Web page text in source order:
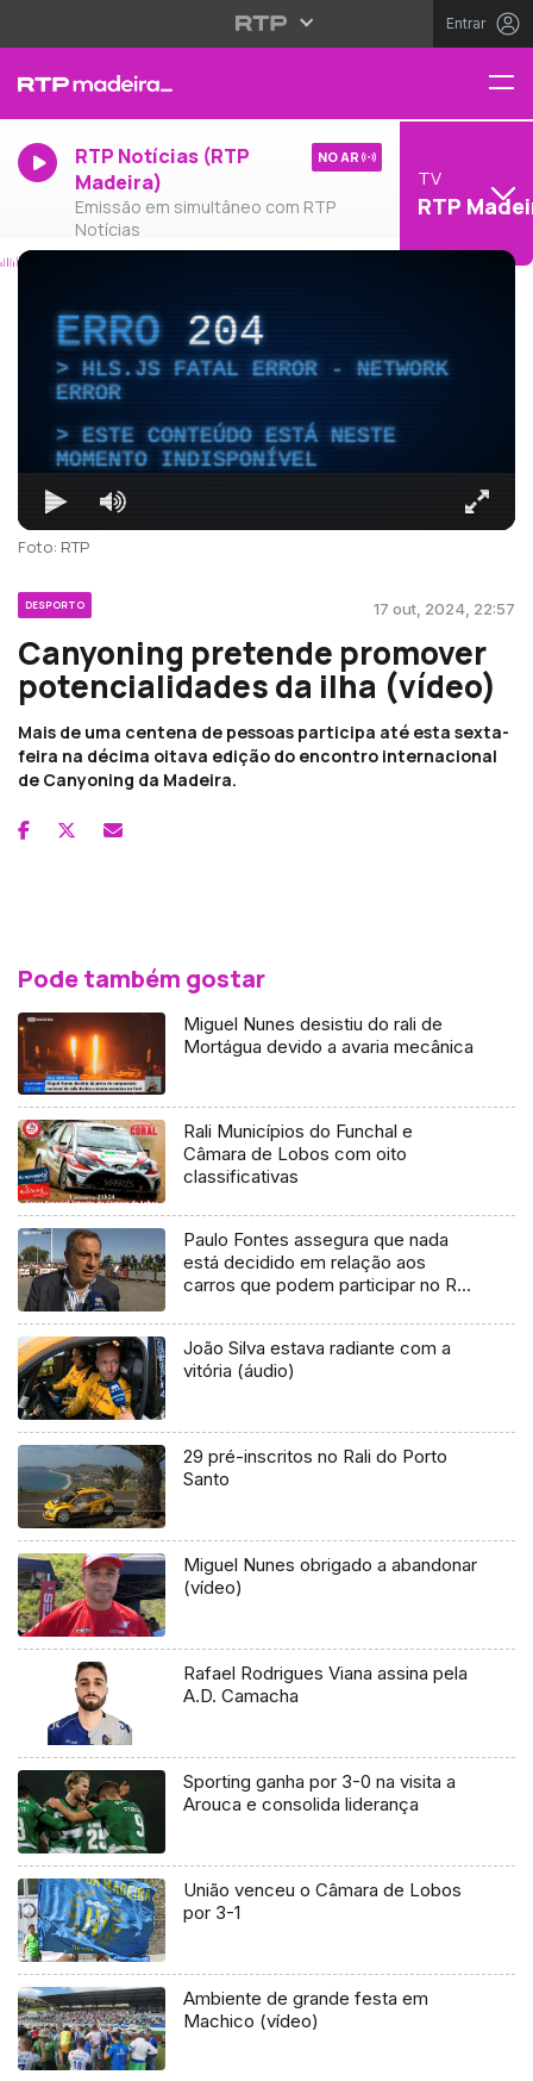
Entrar
RTP Notícias (RTP
Madeira)
Emissão em simultâneo com RTP
Notícias
NO AR
TV
RTP
ERRO204
HLS.JS FATAL ERROR - NETWORK
ERROR
ESTE CONTEÚDO ESTÁ NESTE
MOMENTO INDISPONÍVEL
Foto: RTP
DESPORTO 17 out, 2024, 22:57
Canyoning pretende promover
potencialidades da ilha (vídeo)
Mais de uma centena de pessoas participa até esta sexta-
feira na décima oitava edição do encontro internacional
de Canyoning da Madeira.
Pode também gostar
Miguel Nunes desistiu do rali de
Mortágua devido a avaria mecânica
Rali Municípios do Funchal e
Câmara de Lobos com oito
classificativas
Paulo Fontes assegura que nada
está decidido em relação aos
carros que podem participar no Rali
João Silva estava radiante com a
vitória (áudio)
29 pré-inscritos no Rali do Porto
Santo
Miguel Nunes obrigado a abandonar
(vídeo)
Rafael Rodrigues Viana assina pela
A.D. Camacha
Sporting ganha por 3-0 na visita a
Arouca e consolida liderança
União venceu o Câmara de Lobos
por 3-1
Ambiente de grande festa em
Machico (vídeo)